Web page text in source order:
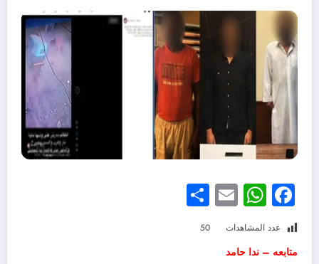
Facebook
WhatsApp
Email
عدد المشاهدات 50
متابعه – ندا حامد